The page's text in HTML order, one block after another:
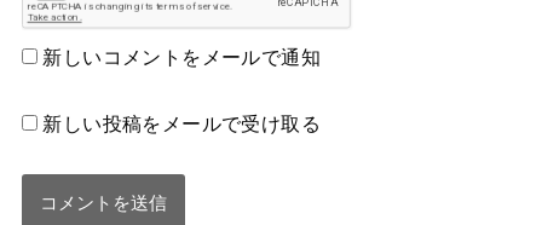
新しいコメントをメールで通知
新しい投稿をメールで受け取る